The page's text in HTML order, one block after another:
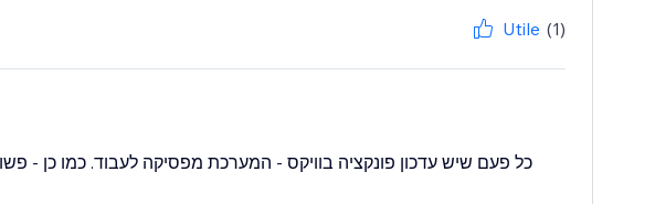
Utile (1)
כל פעם שיש עדכון פונקציה בוויקס - המערכת מפסיקה לעבוד. כמו כן -